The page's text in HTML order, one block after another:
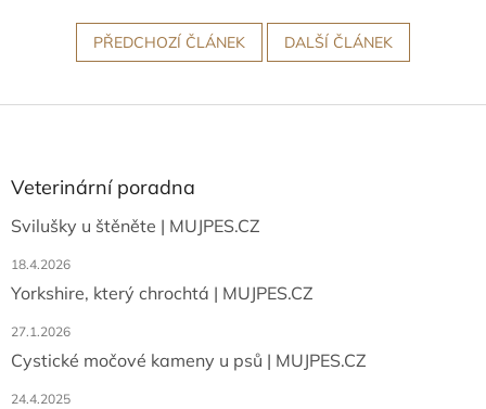
PŘEDCHOZÍ ČLÁNEK DALŠÍ ČLÁNEK
Z
aVeterinární poradna
Svilušky u štěněte | MUJPES.CZ
18.4.2026
Yorkshire, který chrochtá | MUJPES.CZ
27.1.2026
Cystické močové kameny u psů | MUJPES.CZ
24.4.2025